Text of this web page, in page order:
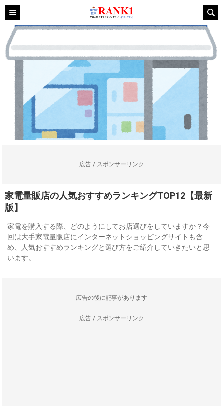
広告 / スポンサーリンク
家電量販店の人気おすすめランキングTOP12【最新
版】
家電を購入する際、どのようにしてお店選びをしていますか？今
回は大手家電量販店にインターネットショッピングサイトも含
め、人気おすすめランキングと選び方をご紹介していきたいと思
います。
--------------------広告の後に記事があります--------------------
広告 / スポンサーリンク